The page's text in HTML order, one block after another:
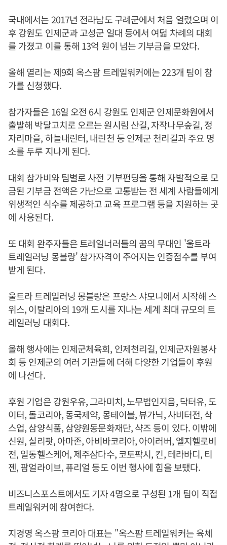
국내에서는 2017년 전라남도 구례군에서 처음 열렸으며 이
후 강원도 인제군과 고성군 일대 등에서 여덟 차례의 대회
를 가졌고 이를 통해 13억 원이 넘는 기부금을 모았다.
올해 열리는 제9회 옥스팜 트레일워커에는 223개 팀이 참
가를 신청했다.
참가자들은 16일 오전 6시 강원도 인제군 인제문화원에서
출발해 박달고치로 오르는 원시림 산길, 자작나무숲길, 정
자리마을, 하늘내린터, 내린천 등 인제군 천리길과 주요 명
소를 두루 지나게 된다.
대회 참가비와 팀별로 사전 기부펀딩을 통해 자발적으로 모
금된 기부금 전액은 가난으로 고통받는 전 세계 사람들에게
위생적인 식수를 제공하고 교육 프로그램 등을 지원하는 곳
에 사용된다.
또 대회 완주자들은 트레일너러들의 꿈의 무대인 '울트라
트레일러닝 몽블랑' 참가자격이 주어지는 인증점수를 부여
받게 된다.
울트라 트레일러닝 몽블랑은 프랑스 샤모니에서 시작해 스
위스, 이탈리아의 19개 도시를 지나는 세계 최대 규모의 트
레일러닝 대회다.
올해 행사에는 인제군체육회, 인제천리길, 인제군자원봉사
회 등 인제군의 여러 기관들에 더해 다양한 기업들이 후원
에 나선다.
후원 기업은 강원우유, 그라미치, 노무법인지음, 닥터유, 도
이터, 돌코리아, 동국제약, 몽테이블, 뷰가닉, 사비터전, 삭
스업, 삼양식품, 삼양원동문화재단, 샥즈 등이 있다. 이밖에
신원, 실리팟, 아마존, 아비바코리아, 아이러버, 엘지헬로비
전, 일동헬스케어, 제주삼다수, 코토팍시, 킨, 테라바디, 티
젠, 팜얼라이브, 퓨리얼 등도 이번 행사에 힘을 보탰다.
비즈니스포스트에서도 기자 4명으로 구성된 1개 팀이 직접
트레일워커에 참여한다.
지경영 옥스팜 코리아 대표는 "옥스팜 트레일워커는 육체